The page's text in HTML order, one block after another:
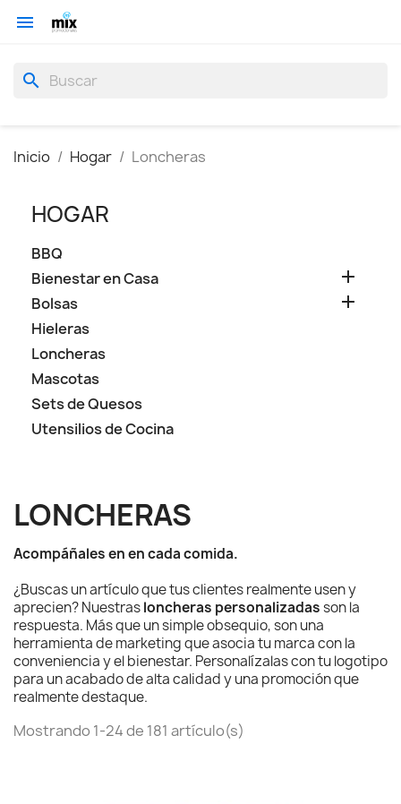

search
Inicio Hogar Loncheras
HOGAR
BBQ
Bienestar en Casa

Bolsas 
Hieleras
Loncheras
Mascotas
Sets de Quesos
Utensilios de Cocina
LONCHERAS
Acompáñales en en cada comida.
¿Buscas un artículo que tus clientes realmente usen y
aprecien? Nuestrasloncheras personalizadasson la
respuesta. Más que un simple obsequio, son una
herramienta de marketing que asocia tu marca con la
conveniencia y el bienestar. Personalízalas con tu logotipo
para un acabado de alta calidad y una promoción que
realmente destaque.
Mostrando 1-24 de 181 artículo(s)